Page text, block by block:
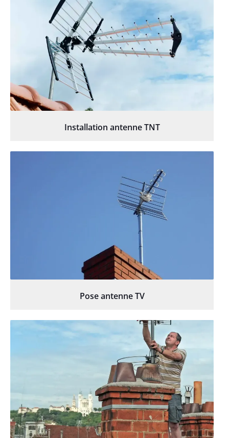
Installation antenne TNT
Pose antenne TV